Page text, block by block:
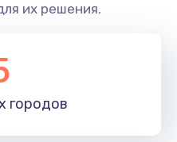
их решения.
городов